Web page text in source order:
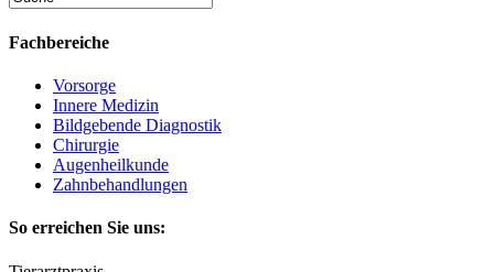
Fachbereiche
Vorsorge
Innere Medizin
Bildgebende Diagnostik
Chirurgie
Augenheilkunde
Zahnbehandlungen
So erreichen Sie uns: